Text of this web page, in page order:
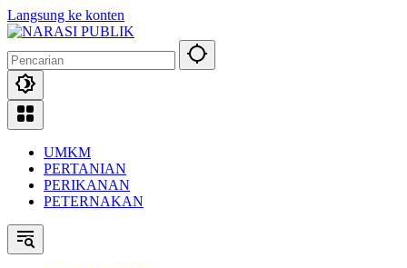
Langsung ke konten
UMKM
PERTANIAN
PERIKANAN
PETERNAKAN